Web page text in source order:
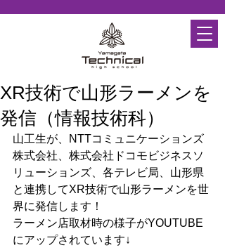
XR技術で山形ラーメンを
発信（情報技術科）
山工生が、NTTコミュニケーションズ
株式会社、株式会社ドコモビジネスソ
リューションズ、各テレビ局、山形県
と連携してXR技術で山形ラーメンを世
界に発信します！
ラーメン店取材時の様子がYOUTUBE
にアップされています↓